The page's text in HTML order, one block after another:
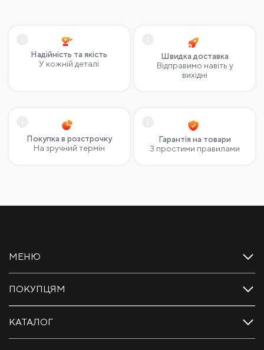
Надійність та якість
У кожній деталі
Швидка доставка
Відправимо навіть у
вихідні
Покупка в розстрочку
На зручний термін
Гарантія на товари
З простими правилами
КАТАЛОГ
ПОКУПЦЯМ
МЕНЮ